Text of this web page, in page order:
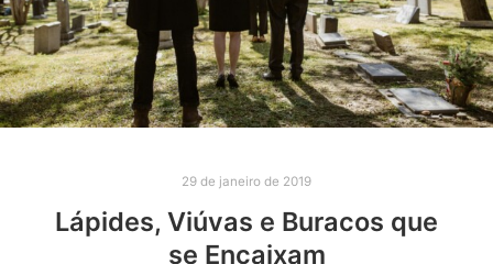
29 de janeiro de 2019
Lápides, Viúvas e Buracos que
se Encaixam